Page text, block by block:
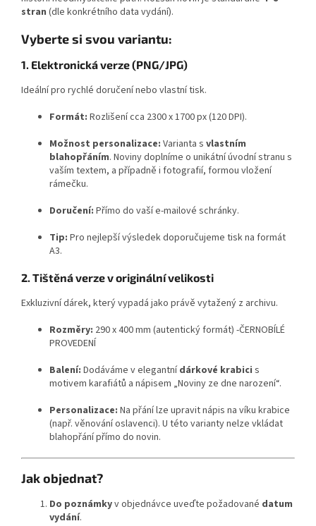
stran (dle konkrétního data vydání).
Vyberte si svou variantu:
1. Elektronická verze (PNG/JPG)
Ideální pro rychlé doručení nebo vlastní tisk.
Formát: Rozlišení cca 2300 x 1700 px (120 DPI).
Možnost personalizace: Varianta s vlastním
blahopřáním. Noviny doplníme o unikátní úvodní stranu s
vaším textem, a případně i fotografií, formou vložení
rámečku.
Doručení: Přímo do vaší e-mailové schránky.
Tip: Pro nejlepší výsledek doporučujeme tisk na formát
A3.
2. Tištěná verze v originální velikosti
Exkluzivní dárek, který vypadá jako právě vytažený z archivu.
Rozměry: 290 x 400 mm (autentický formát) -ČERNOBÍLÉ
PROVEDENÍ
Balení: Dodáváme v elegantnídárkové krabici s
motivem karafiátů a nápisem „Noviny ze dne narození“.
Personalizace: Na přání lze upravit nápis na víku krabice
(např. věnování oslavenci). U této varianty nelze vkládat
blahopřání přímo do novin.
Jak objednat?
Do poznámkyv objednávce uveďte požadované datum
vydání.